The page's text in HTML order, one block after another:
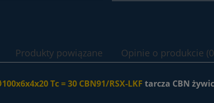
Produkty powiązane Opinie o produkcie
100x6x4x20 Tc = 30 CBN91/RSX-LKF tarcza CBN